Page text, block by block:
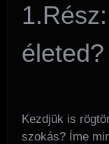
Kezdjük is
szokás? Íme